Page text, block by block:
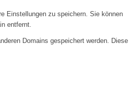
Einstellungen zu speichern. Sie können
entfernt.
Domains gespeichert werden. Diese